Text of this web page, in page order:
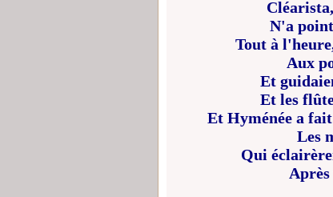
N'a
Tout à
Aux
Et
Et les
Et Hyménée a
Les
Qui